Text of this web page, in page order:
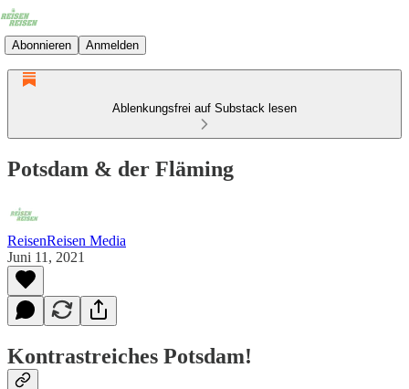
Abonnieren Anmelden
Ablenkungsfrei auf Substack lesen
Potsdam & der Fläming
ReisenReisen Media
Juni 11, 2021
Kontrastreiches Potsdam!